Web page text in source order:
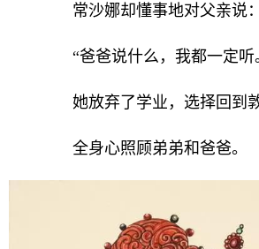
常沙娜却懂事地对父亲说：
“爸爸说什么，我都一定听
她放弃了学业，选择回到敦
全身心照顾弟弟和爸爸。